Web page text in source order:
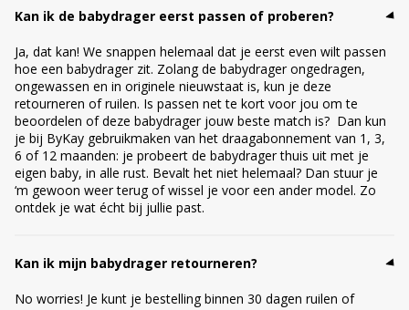
Kan ik de babydrager eerst passen of proberen?
Ja, dat kan! We snappen helemaal dat je eerst even wilt passen
hoe een babydrager zit. Zolang de babydrager ongedragen,
ongewassen en in originele nieuwstaat is, kun je deze
retourneren of ruilen. Is passen net te kort voor jou om te
beoordelen of deze babydrager jouw beste match is? Dan kun
je bij ByKay gebruikmaken van het draagabonnement van 1, 3,
6 of 12 maanden: je probeert de babydrager thuis uit met je
eigen baby, in alle rust. Bevalt het niet helemaal? Dan stuur je
‘m gewoon weer terug of wissel je voor een ander model. Zo
ontdek je wat écht bij jullie past.
Kan ik mijn babydrager retourneren?
No worries! Je kunt je bestelling binnen 30 dagen ruilen of